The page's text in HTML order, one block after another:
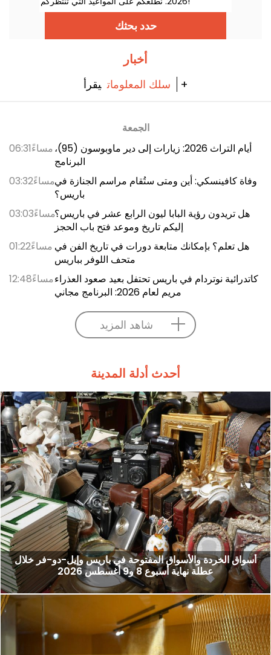
حدد بحثك
أخبار
سلك المعلومات يقرأ +
الجمعة
06:31مساءًأيام التراث 2026: زيارات إلى دير ماوبوسون (95)،
البرنامج
03:32مساءًوفاة كافينسكي: أين ومتى ستُقام مراسم الجنازة في
باريس؟
03:03مساءًهل تريدون رؤية البابا ليون الرابع عشر في باريس؟
إليكم تاريخ وموعد فتح باب الحجز
01:22مساءً هل تعلم؟ بإمكانك متابعة دورات في تاريخ الفن في
متحف اللوفر بباريس
12:48مساءًكاتدرائية نوتردام في باريس تحتفل بعيد صعود العذراء
مريم لعام 2026: البرنامج مجاني
شاهد المزيد
أحدث أدلة المدينة
أسواق الخردة والأسواق المفتوحة في باريس وإيل-دو-فر خلال
عطلة نهاية أسبوع 8 و9 أغسطس 2026